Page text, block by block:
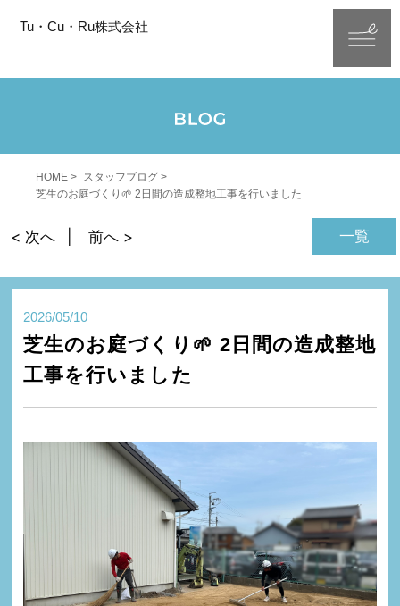
Tu・Cu・Ru株式会社
HOME
スタッフブログ
芝生のお庭づくり🌱 2日間の造成整地工事を行いました
一覧
< 次へ 前へ >
2026/05/10
芝生のお庭づくり🌱 2日間の造成整地
工事を行いました